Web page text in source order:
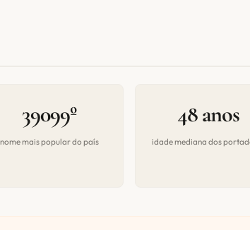
39099º
nome mais popular do país
48 anos
idade mediana dos